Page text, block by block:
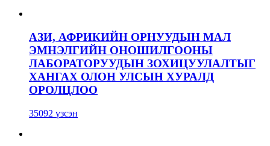
АЗИ, АФРИКИЙН ОРНУУДЫН МАЛ
ЭМНЭЛГИЙН ОНОШИЛГООНЫ
ЛАБОРАТОРУУДЫН ЗОХИЦУУЛАЛТЫГ
ХАНГАХ ОЛОН УЛСЫН ХУРАЛД
ОРОЛЦЛОО
35092 үзсэн